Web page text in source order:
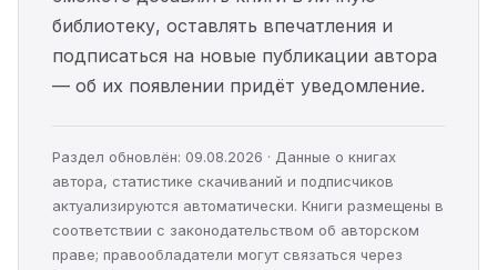
библиотеку, оставлять впечатления и
подписаться на новые публикации автора
— об их появлении придёт уведомление.
Раздел обновлён: 09.08.2026 · Данные о книгах
автора, статистике скачиваний и подписчиков
актуализируются автоматически. Книги размещены в
соответствии с законодательством об авторском
праве; правообладатели могут связаться через